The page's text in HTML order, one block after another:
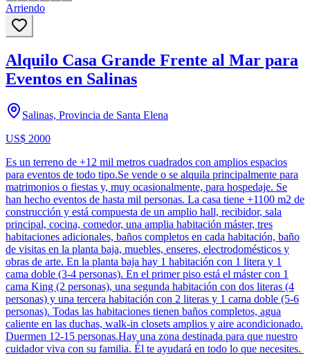
Arriendo
Alquilo Casa Grande Frente al Mar para
Eventos en Salinas
Salinas, Provincia de Santa Elena
US$ 2000
Es un terreno de +12 mil metros cuadrados con amplios espacios
para eventos de todo tipo.Se vende o se alquila principalmente para
matrimonios o fiestas y, muy ocasionalmente, para hospedaje. Se
han hecho eventos de hasta mil personas. La casa tiene +1100 m2 de
construcción y está compuesta de un amplio hall, recibidor, sala
principal, cocina, comedor, una amplia habitación máster, tres
habitaciones adicionales, baños completos en cada habitación, baño
de visitas en la planta baja, muebles, enseres, electrodomésticos y
obras de arte. En la planta baja hay 1 habitación con 1 litera y 1
cama doble (3-4 personas). En el primer piso está el máster con 1
cama King (2 personas), una segunda habitación con dos literas (4
personas) y una tercera habitación con 2 literas y 1 cama doble (5-6
personas). Todas las habitaciones tienen baños completos, agua
caliente en las duchas, walk-in closets amplios y aire acondicionado.
Duermen 12-15 personas.Hay una zona destinada para que nuestro
cuidador viva con su familia. Él te ayudará en todo lo que necesites.